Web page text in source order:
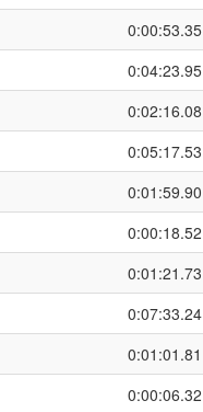
0:00:53.35
0:04:23.95
0:02:16.08
0:05:17.53
0:01:59.90
0:00:18.52
0:01:21.73
0:07:33.24
0:01:01.81
0:00:06.32